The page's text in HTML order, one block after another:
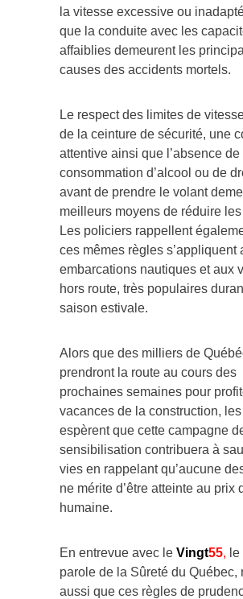
la vitesse excessive ou
que la conduite avec les
affaiblies demeurent les
causes des accidents mortels.
Le respect des limites de
de la ceinture de sécurité, une
attentive ainsi que l’absence de
consommation d’alcool ou de
avant de prendre le volant
meilleurs moyens de réduire
Les policiers rappellent
ces mêmes règles s’appliquent
embarcations nautiques et aux
hors route, très populaires
saison estivale.
Alors que des milliers de
prendront la route au cours des
prochaines semaines pour
vacances de la construction,
espèrent que cette campagne
sensibilisation contribuera à
vies en rappelant qu’aucune
ne mérite d’être atteinte au prix
humaine.
En entrevue avec le Vingt55,
parole de la Sûreté du Québec,
aussi que ces règles de